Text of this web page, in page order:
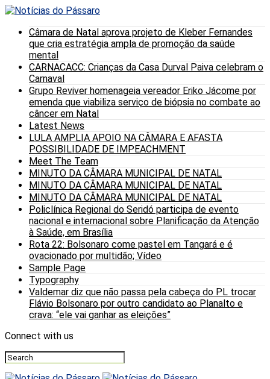
Câmara de Natal aprova projeto de Kleber Fernandes
que cria estratégia ampla de promoção da saúde
mental
CARNACACC: Crianças da Casa Durval Paiva celebram o
Carnaval
Grupo Reviver homenageia vereador Eriko Jácome por
emenda que viabiliza serviço de biópsia no combate ao
câncer em Natal
Latest News
LULA AMPLIA APOIO NA CÂMARA E AFASTA
POSSIBILIDADE DE IMPEACHMENT
Meet The Team
MINUTO DA CÂMARA MUNICIPAL DE NATAL
MINUTO DA CÂMARA MUNICIPAL DE NATAL
MINUTO DA CÂMARA MUNICIPAL DE NATAL
Policlínica Regional do Seridó participa de evento
nacional e internacional sobre Planificação da Atenção
à Saúde, em Brasília
Rota 22: Bolsonaro come pastel em Tangará e é
ovacionado por multidão; Vídeo
Sample Page
Typography
Valdemar diz que não passa pela cabeça do PL trocar
Flávio Bolsonaro por outro candidato ao Planalto e
crava: “ele vai ganhar as eleições”
Connect with us